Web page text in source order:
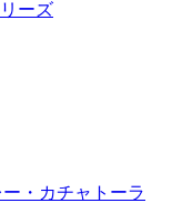
ーズ
・カチャトーラ